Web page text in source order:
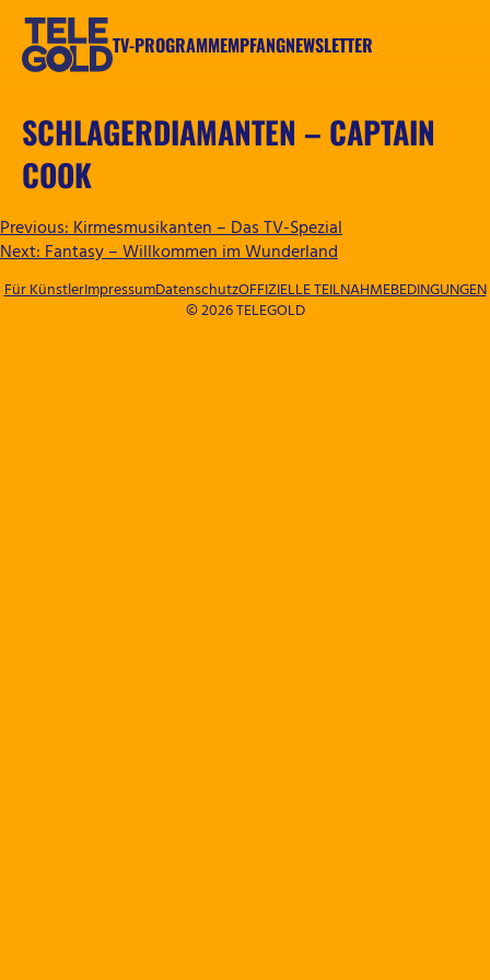
Zum
springen
TV-PROGRAMMEMPFANGNEWSLETTER
SCHLAGERDIAMANTEN – CAPTAIN
COOK
BEITRAGSNAVIGATION
Previous:Kirmesmusikanten – Das TV-Spezial
Next:Fantasy – Willkommen im Wunderland
© 2026 TELEGOLD
Für KünstlerImpressumDatenschutzOFFIZIELLE TEILNAHMEBEDINGUNGEN